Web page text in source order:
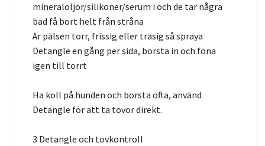
mineraloljor/silikoner/serum i och de tar några
bad få bort helt från stråna
Är pälsen torr, frissig eller trasig så spraya
Detangle en gång per sida, borsta in och föna
igen till torrt
Ha koll på hunden och borsta ofta, använd
Detangle för att ta tovor direkt.
3 Detangle och tovkontroll